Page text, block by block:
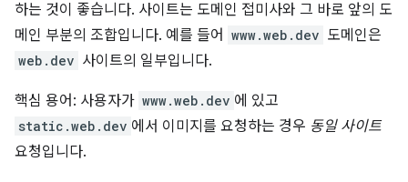
하는 것이 좋습니다. 사이트는 도메인 접미사와 그 바로 앞의 도
메인 부분의 조합입니다. 예를 들어 www.web.dev 도메인은
web.dev 사이트의 일부입니다.
핵심 용어: 사용자가 www.web.dev 에 있고
static.web.dev 에서 이미지를 요청하는 경우 동일 사이트
요청입니다.